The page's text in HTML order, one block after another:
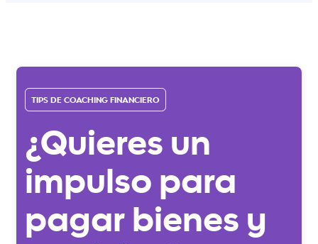
TIPS DE COACHING FINANCIERO
¿Quieres un
impulso para
pagar bienes y